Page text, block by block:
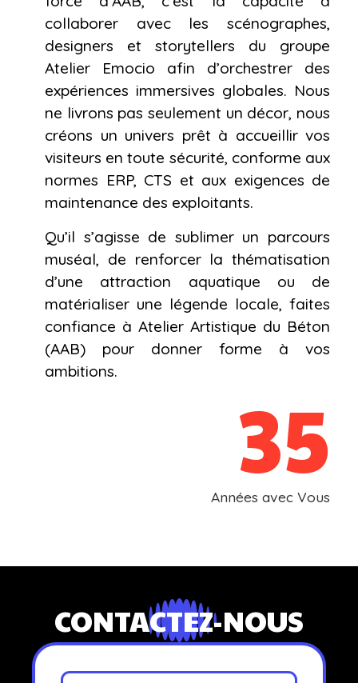
collaborer avec les scénographes,
designers et storytellers du groupe
Atelier Emocio afin d’orchestrer des
expériences immersives globales. Nous
ne livrons pas seulement un décor, nous
créons un univers prêt à accueillir vos
visiteurs en toute sécurité, conforme aux
normes ERP, CTS et aux exigences de
maintenance des exploitants.
Qu’il s’agisse de sublimer un parcours
muséal, de renforcer la thématisation
d’une attraction aquatique ou de
matérialiser une légende locale, faites
confiance à Atelier Artistique du Béton
(AAB) pour donner forme à vos
ambitions.
Années avec Vous
35
CONTACTEZ-NOUS